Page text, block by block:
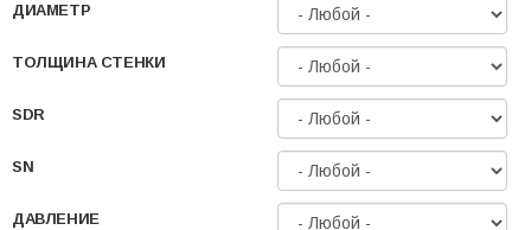
ДИАМЕТР
ТОЛЩИНА СТЕНКИ
SDR
SN
ДАВЛЕНИЕ